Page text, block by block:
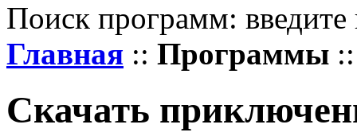
Поиск программ: введите
Главная :: Программы
Скачать